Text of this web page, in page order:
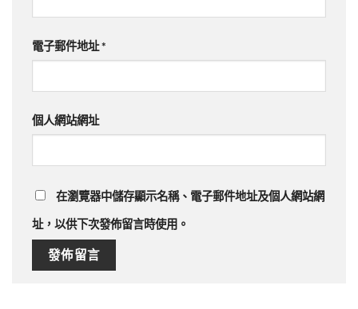
電子郵件地址*
個人網站網址
在瀏覽器中儲存顯示名稱、電子郵件地址及個人網站網
址，以供下次發佈留言時使用。